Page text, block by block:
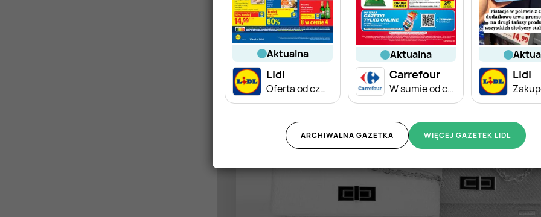
aktualna
Lidl
Oferta od czwartku
aktualna
Carrefour
W sumie od czwartku weekend okazji
Lidl
WIĘCEJ GAZETEK LIDL
ARCHIWALNA GAZETKA